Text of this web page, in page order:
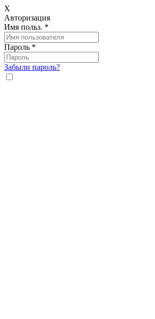
X
Авторизация
Имя польз. *
Пароль *
Забыли пароль?